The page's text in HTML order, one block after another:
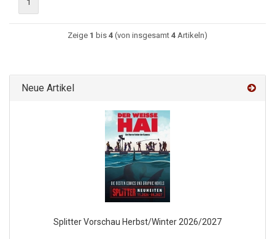
1
Zeige 1 bis 4 (von insgesamt 4 Artikeln)
Neue Artikel
Splitter Vorschau Herbst/Winter 2026/2027